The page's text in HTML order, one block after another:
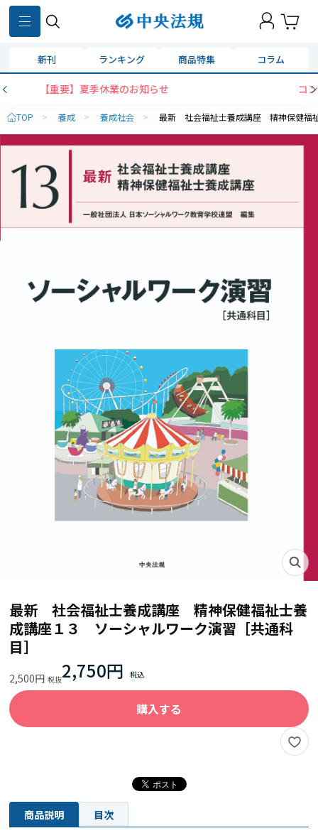
新刊 ランキング 商品特集 コラム
コンビニ決済に「セブンイレブン」を追加い
TOP > 養成 > 養成社会 > 最新 社会福祉士養成講座 精神保健福
最新 社会福祉士養成講座 精神保健福祉士養
成講座１３ ソーシャルワーク演習［共通科
目］
2,500円 2,750円
購入する
商品説明 目次